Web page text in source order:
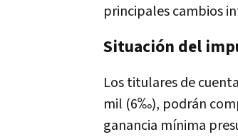
principales cambios
Situación del
Los titulares de
mil (6‰), podrán
ganancia mínima